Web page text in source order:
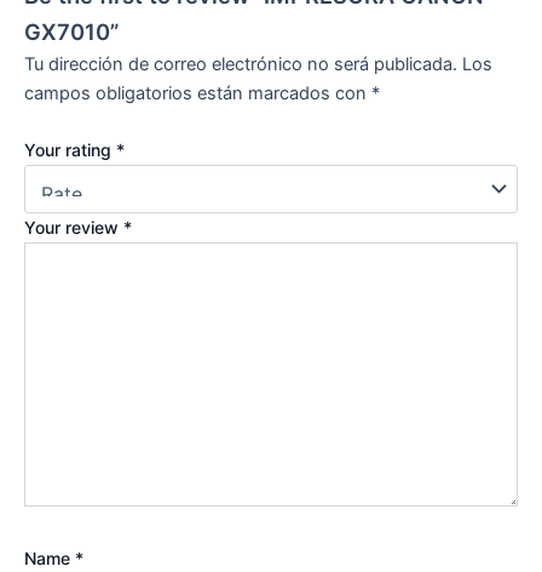
GX7010”
Tu dirección de correo electrónico no será publicada. Los
campos obligatorios están marcados con *
Your rating *
Your review *
Name *